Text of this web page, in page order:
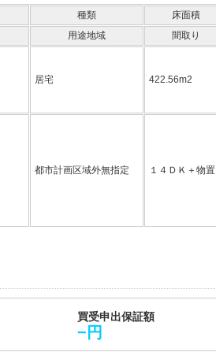
種類
床面積
用途地域
間取り
居宅 422.56m2
都市計画区域外無指定 １４ＤＫ＋物置
買受申出保証額
−円